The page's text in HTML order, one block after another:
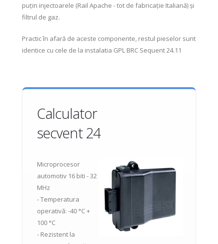
puțin injectoarele (Rail Apache - tot de fabricație Italiană) și
filtrul de gaz.
Practic în afară de aceste componente, restul pieselor sunt
identice cu cele de la instalatia GPL BRC Sequent 24.11
Calculator
secvent 24
Microprocesor
automotiv 16 biti - 32
MHz
- Temperatura
operativă: -40 °C +
100 °C
- Rezistent la